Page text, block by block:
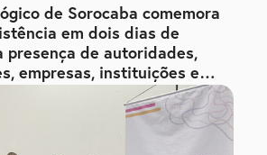
de Sorocaba comemora
em dois dias de
presença de autoridades,
empresas, instituições e